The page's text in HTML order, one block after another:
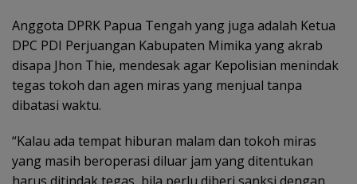
Anggota DPRK Papua Tengah yang juga adalah Ketua
DPC PDI Perjuangan Kabupaten Mimika yang akrab
disapa Jhon Thie, mendesak agar Kepolisian menindak
tegas tokoh dan agen miras yang menjual tanpa
dibatasi waktu.
“Kalau ada tempat hiburan malam dan tokoh miras
yang masih beroperasi diluar jam yang ditentukan